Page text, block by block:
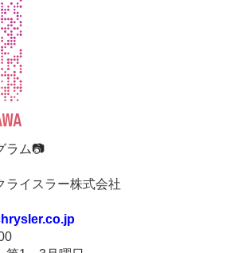
ラム📷
ライスラー株式会社